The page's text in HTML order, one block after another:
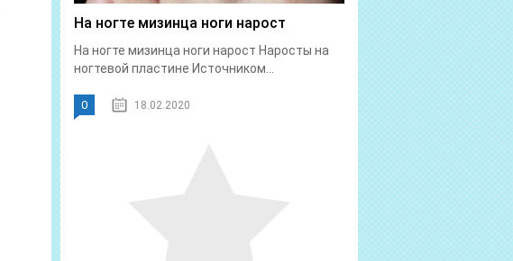
На ногте мизинца ноги нарост
На ногте мизинца ноги нарост Наросты на
ногтевой пластине Источником...
0 18.02.2020